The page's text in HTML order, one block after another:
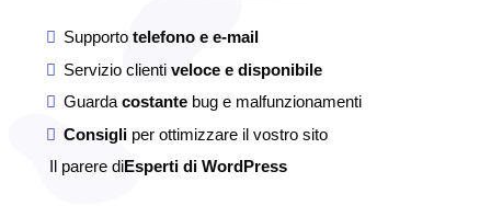
Supportotelefono e e-mail
Servizio clienti veloce e disponibile
Guarda costantebug e malfunzionamenti
Consigliper ottimizzare il vostro sito
Il parere diEsperti di WordPress